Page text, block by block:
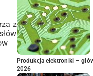
z
Produkcja elektroniki –
2026